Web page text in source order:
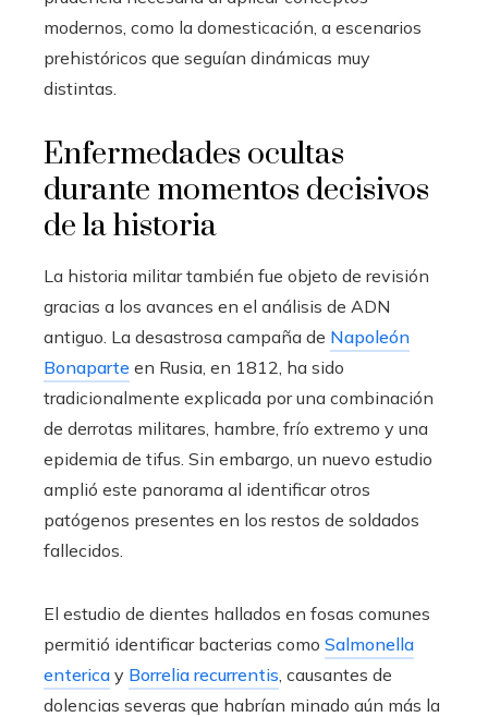
modernos, como la domesticación, a escenarios
prehistóricos que seguían dinámicas muy
distintas.
Enfermedades ocultas
durante momentos decisivos
de la historia
La historia militar también fue objeto de revisión
gracias a los avances en el análisis de ADN
antiguo. La desastrosa campaña de Napoleón
Bonaparte en Rusia, en 1812, ha sido
tradicionalmente explicada por una combinación
de derrotas militares, hambre, frío extremo y una
epidemia de tifus. Sin embargo, un nuevo estudio
amplió este panorama al identificar otros
patógenos presentes en los restos de soldados
fallecidos.
El estudio de dientes hallados en fosas comunes
permitió identificar bacterias como Salmonella
enterica y Borrelia recurrentis , causantes de
dolencias severas que habrían minado aún más la